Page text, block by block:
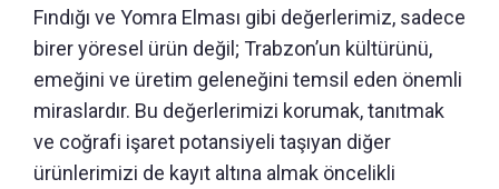
Fındığı ve Yomra Elması gibi değerlerimiz, sadece
birer yöresel ürün değil; Trabzon’un kültürünü,
emeğini ve üretim geleneğini temsil eden önemli
miraslardır. Bu değerlerimizi korumak, tanıtmak
ve coğrafi işaret potansiyeli taşıyan diğer
ürünlerimizi de kayıt altına almak öncelikli